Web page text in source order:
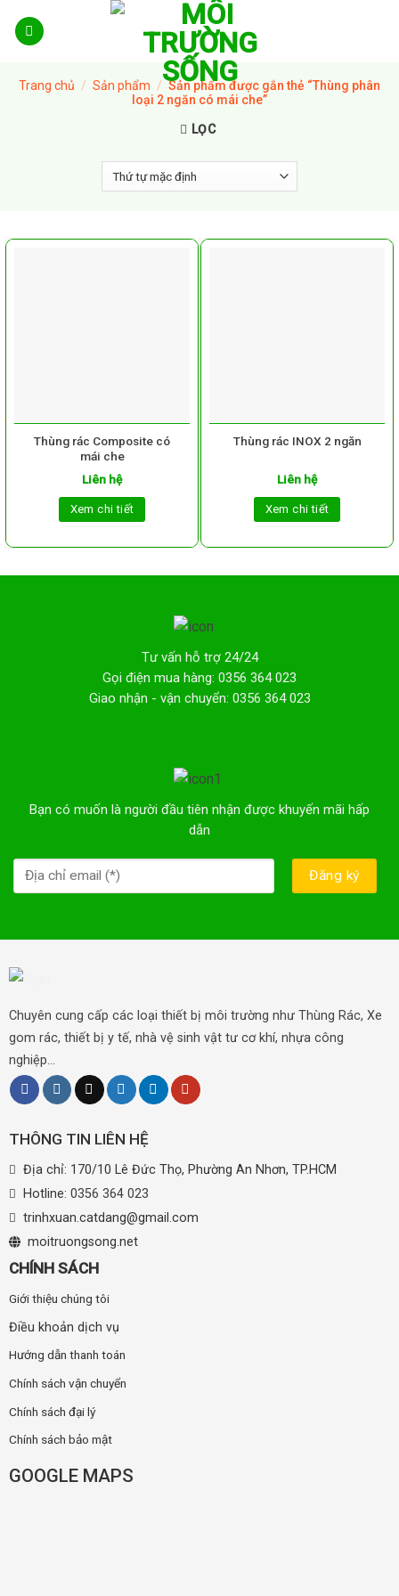
Trang chủ / Sản phẩm / Sản phẩm được gắn thẻ “Thùng phân
loại 2 ngăn có mái che”
LỌC
Thùng rác Composite có
mái che
Liên hệ
Xem chi tiết
Thùng rác INOX 2 ngăn
Liên hệ
Xem chi tiết
Tư vấn hỗ trợ 24/24
Gọi điện mua hàng: 0356 364 023
Giao nhận - vận chuyển: 0356 364 023
Bạn có muốn là người đầu tiên nhận được khuyến mãi hấp
dẫn
Chuyên cung cấp các loại thiết bị môi trường như Thùng Rác, Xe
gom rác, thiết bị y tế, nhà vệ sinh vật tư cơ khí, nhựa công
nghiệp...
THÔNG TIN LIÊN HỆ
Địa chỉ: 170/10 Lê Đức Thọ, Phường An Nhơn, TP.HCM
Hotline: 0356 364 023
trinhxuan.catdang@gmail.com
moitruongsong.net
CHÍNH SÁCH
Giới thiệu chúng tôi
Điều khoản dịch vụ
Hướng dẫn thanh toán
Chính sách vận chuyển
Chính sách đại lý
Chính sách bảo mật
GOOGLE MAPS